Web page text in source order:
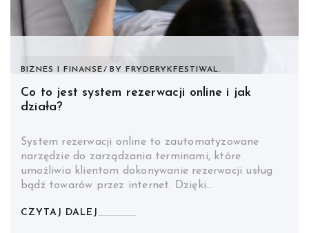
BIZNES I FINANSE BY FRYDERYKFESTIWAL.
Co to jest system rezerwacji online i jak
działa?
System rezerwacji online to zautomatyzowane
narzędzie do zarządzania terminami, które
umożliwia klientom dokonywanie rezerwacji usług
bądź towarów przez internet. Dzięki…
CZYTAJ DALEJ